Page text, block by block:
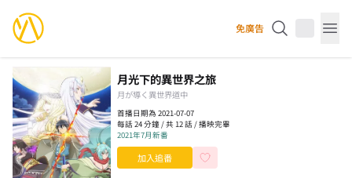
YourAnimes 你的動畫 免廣告
月光下的異世界之旅
月が導く異世界道中
首播日期為 2021-07-07
每話 24 分鐘 / 共 12 話 / 播映完畢
2021年7月新番
加入追番